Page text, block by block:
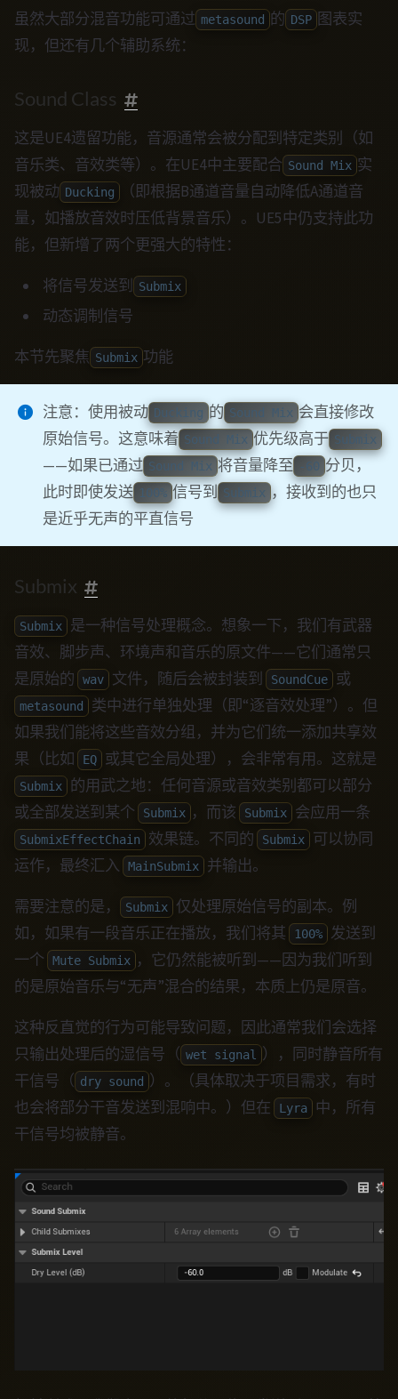
虽然大部分混音功能可通过 metasound 的 DSP 图表实
现，但还有几个辅助系统：
Sound Class
这是UE4遗留功能，音源通常会被分配到特定类别（如
音乐类、音效类等）。在UE4中主要配合 Sound Mix 实
现被动 Ducking
（即根据B通道音量自动降低A通道音
量，如播放音效时压低背景音乐）。UE5中仍支持此功
能，但新增了两个更强大的特性：
将信号发送到 Submix
动态调制信号
本节先聚焦 Submix 功能
注意：使用被动 Ducking 的 Sound Mix 会直接修改
原始信号。这意味着 Sound Mix 优先级高于 Submix
——如果已通过 Sound Mix 将音量降至 -60
分贝，
此时即使发送 100% 信号到 Submix ，接收到的也只
是近乎无声的平直信号
Submix
Submix
是一种信号处理概念。想象一下，我们有武器
音效、脚步声、环境声和音乐的原文件——它们通常只
是原始的
wav 文件，随后会被封装到 SoundCue 或
metasound
类中进行单独处理（即“逐音效处理”）。但
如果我们能将这些音效分组，并为它们统一添加共享效
果（比如
EQ 或其它全局处理），会非常有用。这就是
Submix
的用武之地：任何音源或音效类别都可以部分
或全部发送到某个
Submix ，而该 Submix 会应用一条
SubmixEffectChain 效果链。不同的 Submix
可以协同
运作，最终汇入
MainSubmix 并输出。
需要注意的是， Submix
仅处理原始信号的副本。例
如，如果有一段音乐正在播放，我们将其
100%
发送到
一个
Mute Submix ，它仍然能被听到——因为我们听到
的是原始音乐与“无声”混合的结果，本质上仍是原音。
这种反直觉的行为可能导致问题，因此通常我们会选择
只输出处理后的湿信号（ wet signal
），同时静音所有
干信号（ dry sound
）。（具体取决于项目需求，有时
也会将部分干音发送到混响中。）但在
Lyra
中，所有
干信号均被静音。